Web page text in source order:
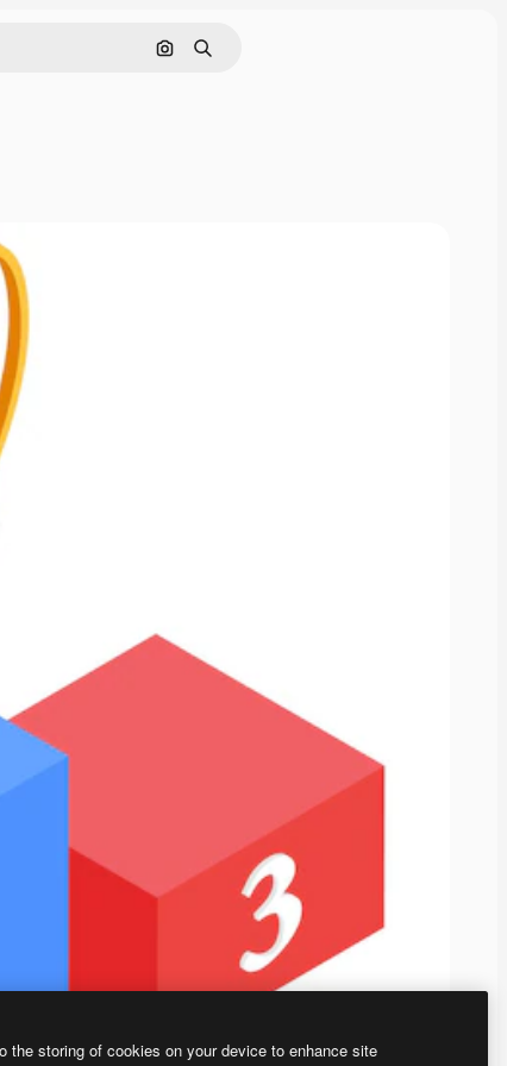
Поиск по изображению
Поиск
the storing of cookies on your device to enhance site